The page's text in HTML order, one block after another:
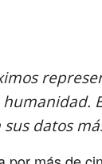
datos